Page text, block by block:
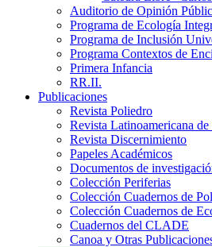
Auditorio de Opinión
Programa de Ecología
Programa de Inclusión
Programa Contextos de
Primera Infancia
RR.II.
Publicaciones
Revista Poliedro
Revista Latinoamericana
Revista Discernimiento
Papeles Académicos
Documentos de
Colección Periferias
Colección Cuadernos de
Colección Cuadernos de
Cuadernos del CLADE
Canoa y Otras